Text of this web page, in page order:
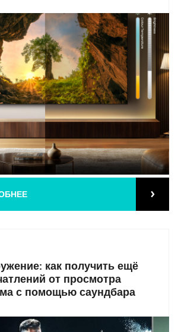
как получить ещё
от просмотра
с помощью саундбара